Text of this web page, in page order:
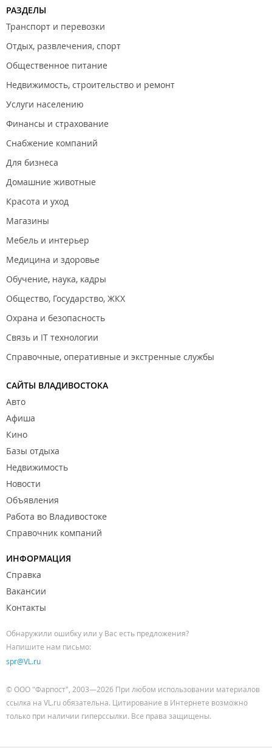
РАЗДЕЛЫ
Транспорт и перевозки
Отдых, развлечения, спорт
Общественное питание
Недвижимость, строительство и ремонт
Услуги населению
Финансы и страхование
Снабжение компаний
Для бизнеса
Домашние животные
Красота и уход
Магазины
Мебель и интерьер
Медицина и здоровье
Обучение, наука, кадры
Общество, Государство, ЖКХ
Охрана и безопасность
Связь и IT технологии
Справочные, оперативные и экстренные службы
САЙТЫ ВЛАДИВОСТОКА
Авто
Афиша
Кино
Базы отдыха
Недвижимость
Новости
Объявления
Работа во Владивостоке
Справочник компаний
ИНФОРМАЦИЯ
Справка
Вакансии
Контакты
Обнаружили ошибку или у Вас есть предложения?
Напишите нам письмо:
spr@VL.ru
© ООО "Фарпост", 2003—2026 При любом использовании материалов
ссылка на VL.ru обязательна. Цитирование в Интернете возможно
только при наличии гиперссылки. Все права защищены.